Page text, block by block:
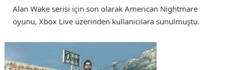
Alan Wake serisi için son olarak American Nightmare
oyunu, Xbox Live üzerinden kullanıcılara sunulmuştu.